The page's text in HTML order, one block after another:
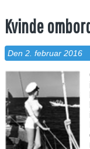
Kvinde
Den 2. februar 2016